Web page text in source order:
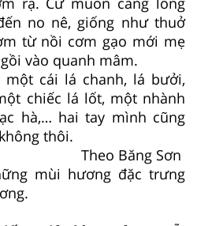
no nê, giống như thuở
từ nồi cơm gạo mới mẹ
vào quanh mâm.
một cái lá chanh, lá bưởi,
chiếc lá lốt, một nhành
hà,… hai tay mình cũng
thôi.
Theo Băng Sơn
mùi hương đặc trưng